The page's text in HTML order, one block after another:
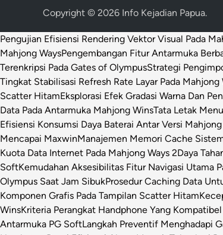
Copyright © 2026 Info Kejadian Papua.
Pengujian Efisiensi Rendering Vektor Visual Pada
Mahjong WaysPengembangan Fitur Antarmuka
Terenkripsi Pada Gates of OlympusStrategi
Tingkat Stabilisasi Refresh Rate Layar Pada Mahjong
Scatter HitamEksplorasi Efek Gradasi Warna Dan
Data Pada Antarmuka Mahjong WinsTata Letak
Efisiensi Konsumsi Daya Baterai Antar Versi Mahjong
Mencapai MaxwinManajemen Memori Cache
Kuota Data Internet Pada Mahjong Ways 2Daya
SoftKemudahan Aksesibilitas Fitur Navigasi Utama
Olympus Saat Jam SibukProsedur Caching Data
Komponen Grafis Pada Tampilan Scatter Hitam
WinsKriteria Perangkat Handphone Yang
Antarmuka PG SoftLangkah Preventif Menghadapi